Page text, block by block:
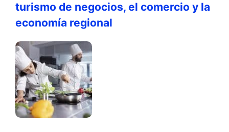
turismo de negocios, el comercio y la
economía regional